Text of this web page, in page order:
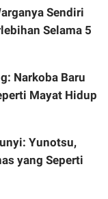
Sendiri
Selama 5
Narkoba Baru
Mayat Hidup
Yunotsu,
yang Seperti